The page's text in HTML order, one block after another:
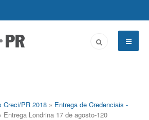
Creci/PR 2018 » Entrega de Credenciais -
Entrega Londrina 17 de agosto-120